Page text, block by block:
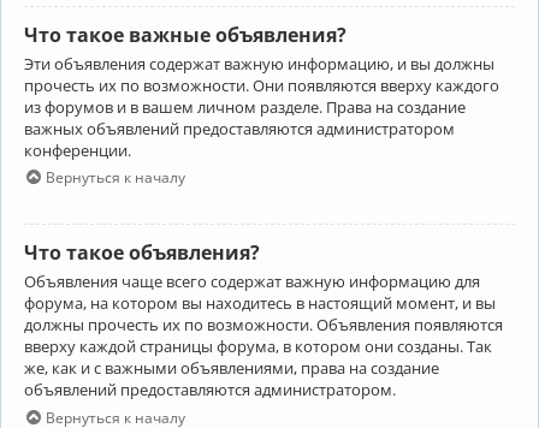
Что такое важные объявления?
Эти объявления содержат важную информацию, и вы должны
прочесть их по возможности. Они появляются вверху каждого
из форумов и в вашем личном разделе. Права на создание
важных объявлений предоставляются администратором
конференции.
Вернуться к началу
Что такое объявления?
Объявления чаще всего содержат важную информацию для
форума, на котором вы находитесь в настоящий момент, и вы
должны прочесть их по возможности. Объявления появляются
вверху каждой страницы форума, в котором они созданы. Так
же, как и с важными объявлениями, права на создание
объявлений предоставляются администратором.
Вернуться к началу